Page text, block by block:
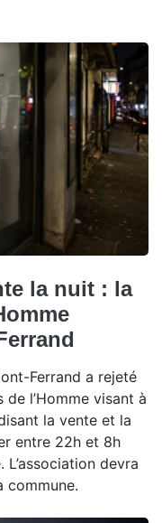
la nuit : la
Ferrand a rejeté
l’Homme visant à
la vente et la
entre 22h et 8h
devra
commune.